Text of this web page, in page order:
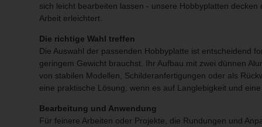
sich leicht bearbeiten lassen - unsere Hobbyplatten
Arbeit erleichtert.
Die richtige Wahl treffen
Die Auswahl der passenden Hobbyplatte ist entscheidend
geringem Gewicht brauchst. Ihr Aufbau mit zwei dünnen
von stabilen Modellen, Schilderanfertigungen oder als
eine praktische Lösung, wenn es auf Langlebigkeit und
Bearbeitung und Anwendung
Für feinere Arbeiten oder Projekte, die Rundungen und